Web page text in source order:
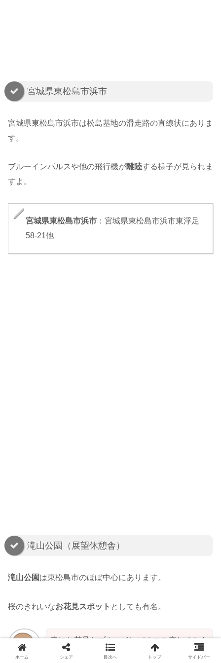
宮城県東松島市浜市
宮城県東松島市浜市は松島基地の滑走路の直線状にありま
す。
ブルーインパルスや他の飛行機が離陸する様子が見られま
すよ。
宮城県東松島市浜市 ：宮城県東松島市浜市東浮足
58-21他
滝山公園（展望休憩舎）
滝山公園は東松島市のほぼ中心にあります。
桜のきれいなお花見スポット としても有名。
春にお花見とブルーインパルスを楽しめたら
最高だね☆
ホーム シェア 目次へ トップ サイドバー